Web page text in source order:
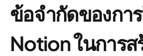
ข้อจำกัดของกา
Notion ในการส